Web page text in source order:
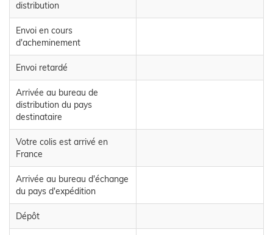
distribution
Envoi en cours
d'acheminement
Envoi retardé
Arrivée au bureau de
distribution du pays
destinataire
Votre colis est arrivé en
France
Arrivée au bureau d'échange
du pays d'expédition
Dépôt